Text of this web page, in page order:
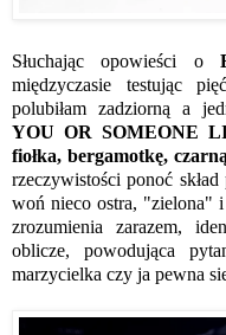
Słuchając opowieści o
międzyczasie testując
polubiłam zadziorną a
YOU OR SOMEONE
fiołka, bergamotkę,
rzeczywistości ponoć
woń nieco ostra, "zielona" i
zrozumienia zarazem,
oblicze, powodująca
marzycielka czy ja pewna